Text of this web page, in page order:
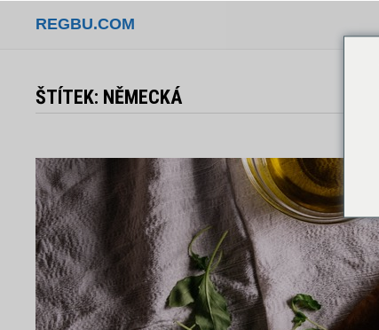
REGBU.COM
ŠTÍTEK: NĚMECKÁ